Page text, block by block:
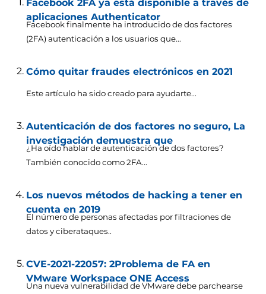
Facebook 2FA ya está disponible a través de
aplicaciones Authenticator
Facebook finalmente ha introducido de dos factores
(2FA) autenticación a los usuarios que...
Cómo quitar fraudes electrónicos en 2021
Este artículo ha sido creado para ayudarte...
Autenticación de dos factores no seguro, La
investigación demuestra que
¿Ha oído hablar de autenticación de dos factores?
También conocido como 2FA...
Los nuevos métodos de hacking a tener en
cuenta en 2019
El número de personas afectadas por filtraciones de
datos y ciberataques..
CVE-2021-22057: 2Problema de FA en
VMware Workspace ONE Access
Una nueva vulnerabilidad de VMware debe parchearse